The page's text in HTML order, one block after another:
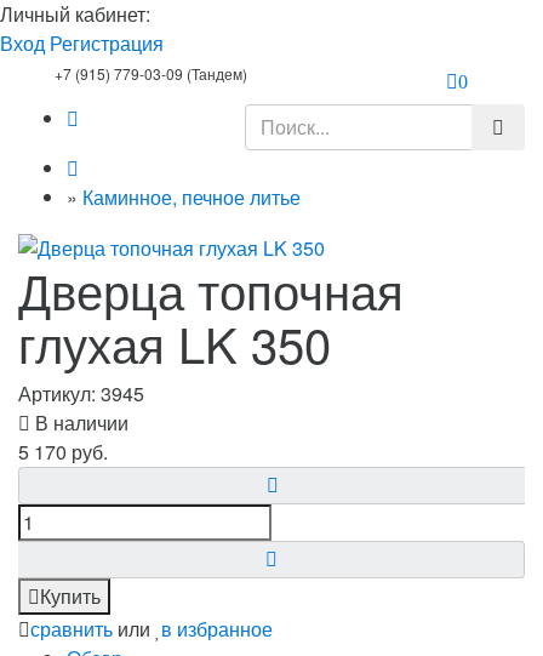
Личный кабинет:
Вход Регистрация
+7 (915) 779-03-09 (Тандем) 0
» Каминное, печное литье
Дверца топочная
глухая LK 350
Артикул: 3945
В наличии
5 170 руб.
Купить
сравнить или в избранное